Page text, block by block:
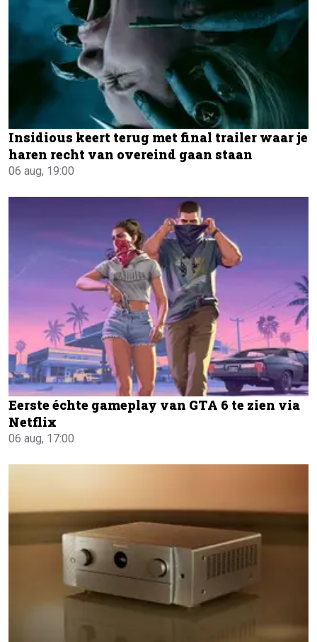
Insidious keert terug met final trailer waar je
haren recht van overeind gaan staan
06 aug, 19:00
Eerste échte gameplay van GTA 6 te zien via
Netflix
06 aug, 17:00